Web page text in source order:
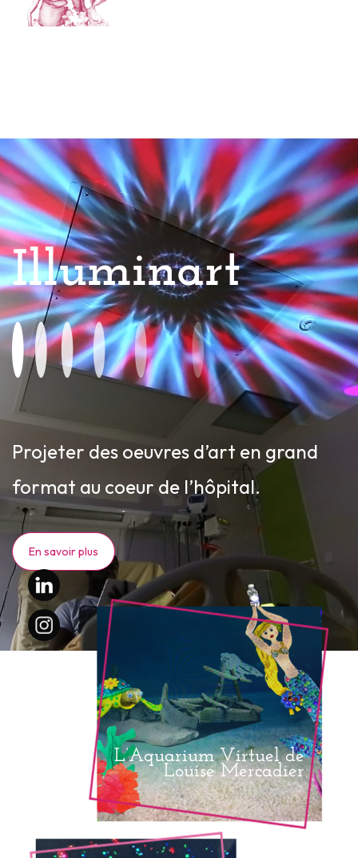
Illuminart
Projeter des oeuvres d’art en grand
format au coeur de l’hôpital.
En savoir plus
L’Aquarium Virtuel de
Louise Mercadier